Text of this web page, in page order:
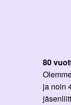
80
ja noin